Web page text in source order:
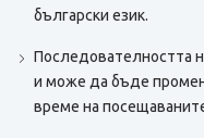
български език.
Последователността
и може да бъде
време на